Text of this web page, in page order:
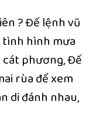
? Đế lệnh vũ
tình hình mưa
cát phương, Đế
rùa để xem
di đánh nhau,